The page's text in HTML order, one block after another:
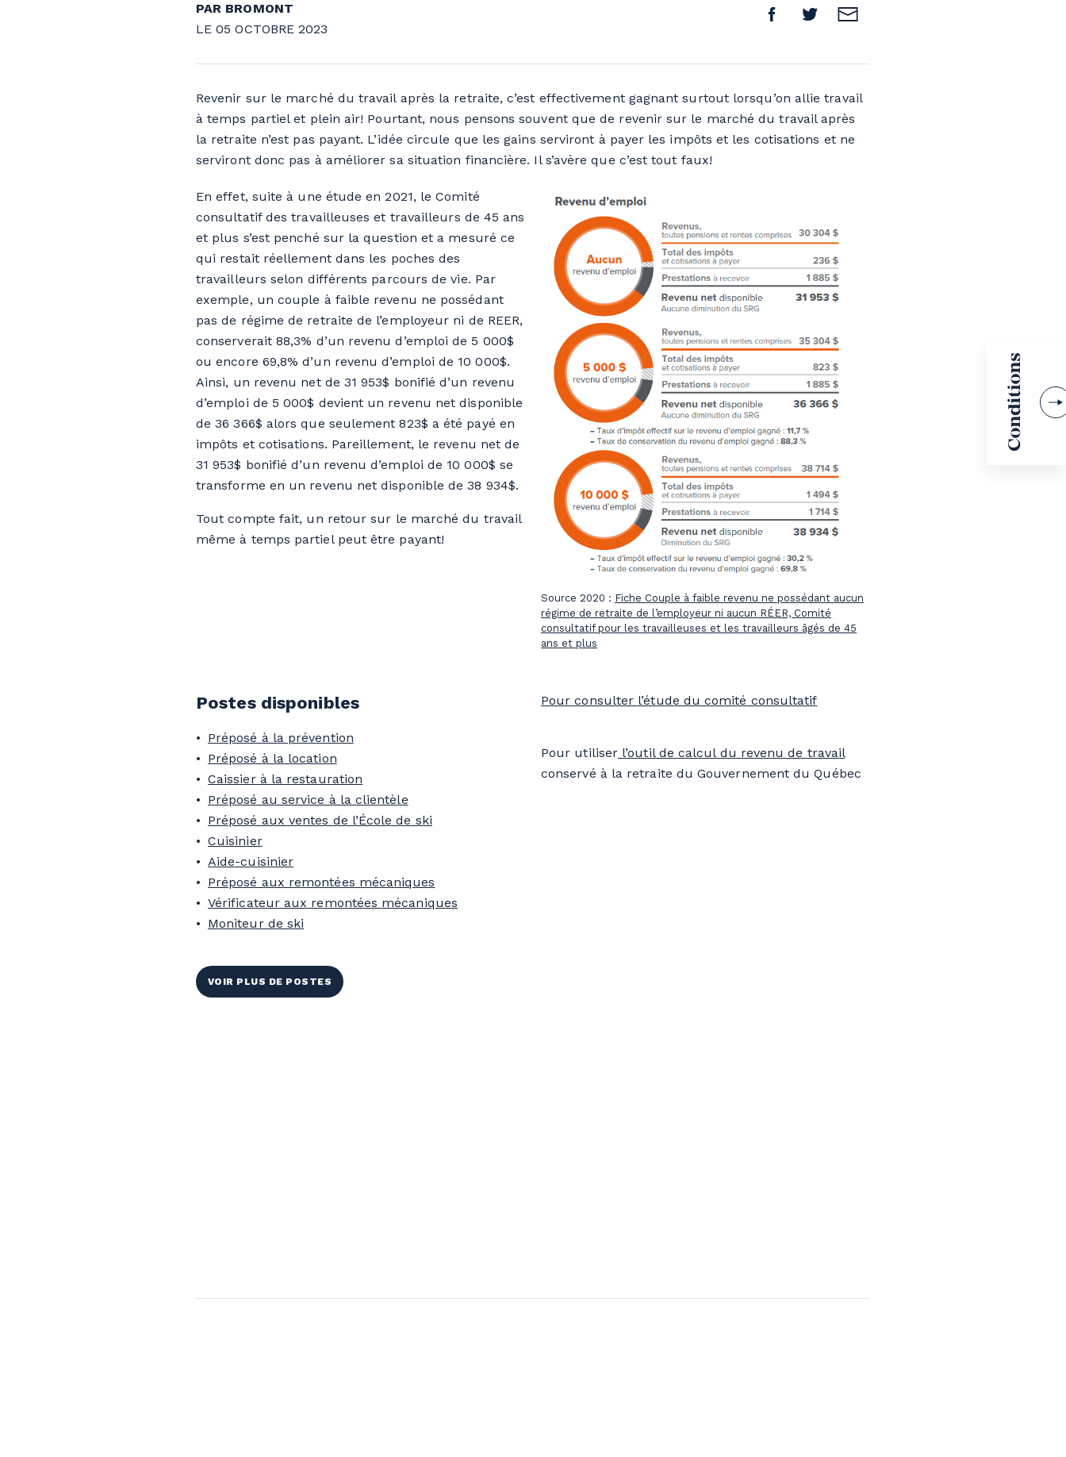
PAR BROMONT
LE 05 OCTOBRE 2023
Revenir sur le marché du travail après la retraite, c’est effectivement gagnant surtout lorsqu’on allie travail
à temps partiel et plein air! Pourtant, nous pensons souvent que de revenir sur le marché du travail après
la retraite n’est pas payant. L’idée circule que les gains serviront à payer les impôts et les cotisations et ne
serviront donc pas à améliorer sa situation financière. Il s’avère que c’est tout faux!
En effet, suite à une étude en 2021, le Comité
consultatif des travailleuses et travailleurs de 45 ans
et plus s’est penché sur la question et a mesuré ce
qui restait réellement dans les poches des
travailleurs selon différents parcours de vie. Par
exemple, un couple à faible revenu ne possédant
pas de régime de retraite de l’employeur ni de REER,
conserverait 88,3% d’un revenu d’emploi de 5 000$
ou encore 69,8% d’un revenu d’emploi de 10 000$.
Ainsi, un revenu net de 31 953$ bonifié d’un revenu
d’emploi de 5 000$ devient un revenu net disponible
de 36 366$ alors que seulement 823$ a été payé en
impôts et cotisations. Pareillement, le revenu net de
31 953$ bonifié d’un revenu d’emploi de 10 000$ se
transforme en un revenu net disponible de 38 934$.
Tout compte fait, un retour sur le marché du travail
même à temps partiel peut être payant!
Source 2020 : Fiche Couple à faible revenu ne possédant aucun
régime de retraite de l’employeur ni aucun RÉER, Comité
consultatif pour les travailleuses et les travailleurs âgés de 45
ans et plus
Postes disponibles
Préposé à la prévention
Préposé à la location
Caissier à la restauration
Préposé au service à la clientèle
Préposé aux ventes de l’École de ski
Cuisinier
Aide-cuisinier
Préposé aux remontées mécaniques
Vérificateur aux remontées mécaniques
Moniteur de ski
VOIR PLUS DE POSTES
Pour consulter l’étude du comité consultatif
Pour utiliser l’outil de calcul du revenu de travail
conservé à la retraite du Gouvernement du Québec